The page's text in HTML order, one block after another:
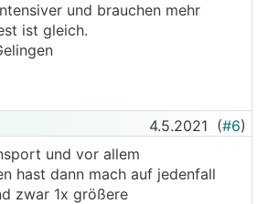
und brauchen mehr
ist gleich.
4.5.2021 (#6)
und vor allem
hast dann mach auf jedenfall
zwar 1x größere